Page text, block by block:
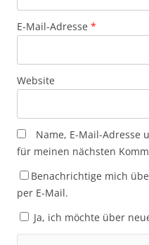
E-Mail-Adresse *
Website
Name, E-Mail-Adresse
für meinen nächsten
Benachrichtige mich
per E-Mail.
Ja, ich möchte über